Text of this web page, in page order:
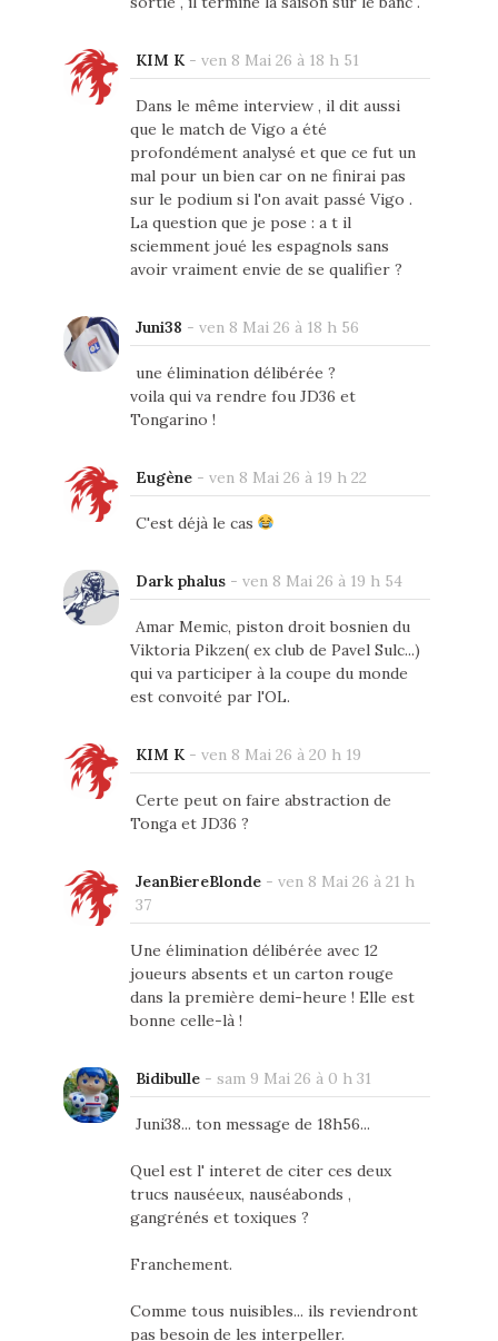
KIM K- ven 8 Mai 26 à 18 h 51
Dans le même interview , il dit aussi
que le match de Vigo a été
profondément analysé et que ce fut un
mal pour un bien car on ne finirai pas
sur le podium si l'on avait passé Vigo .
La question que je pose : a t il
sciemment joué les espagnols sans
avoir vraiment envie de se qualifier ?
Juni38 - ven 8 Mai 26 à 18 h 56
une élimination délibérée ?
voila qui va rendre fou JD36 et
Tongarino !
Eugène- ven 8 Mai 26 à 19 h 22
C'est déjà le cas
Dark phalus- ven 8 Mai 26 à 19 h 54
Amar Memic, piston droit bosnien du
Viktoria Pikzen( ex club de Pavel Sulc...)
qui va participer à la coupe du monde
est convoité par l'OL.
KIM K- ven 8 Mai 26 à 20 h 19
Certe peut on faire abstraction de
Tonga et JD36 ?
JeanBiereBlonde- ven 8 Mai 26 à 21 h
37
Une élimination délibérée avec 12
joueurs absents et un carton rouge
dans la première demi-heure ! Elle est
bonne celle-là !
Bidibulle- sam 9 Mai 26 à 0 h 31
Juni38... ton message de 18h56...
Quel est l' interet de citer ces deux
trucs nauséeux, nauséabonds ,
gangrénés et toxiques ?
Franchement.
Comme tous nuisibles... ils reviendront
pas besoin de les interpeller.